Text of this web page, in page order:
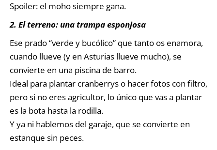
Spoiler: el moho siempre gana.
2. El terreno: una trampa esponjosa
Ese prado “verde y bucólico” que tanto os enamora,
cuando llueve (y en Asturias llueve mucho), se
convierte en una piscina de barro.
Ideal para plantar cranberrys o hacer fotos con filtro,
pero si no eres agricultor, lo único que vas a plantar
es la bota hasta la rodilla.
Y ya ni hablemos del garaje, que se convierte en
estanque sin peces.